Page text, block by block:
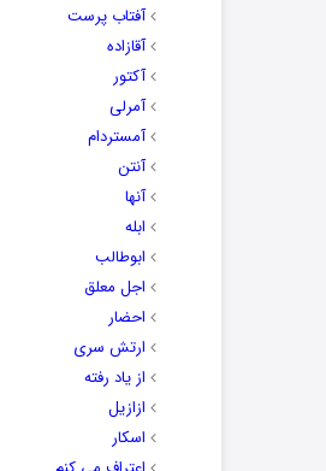
آفتاب پرست
آقازاده
آکتور
آمرلی
آمستردام
آنتن
آنها
ابله
ابوطالب
اجل معلق
احضار
ارتش سری
از یاد رفته
ازازیل
اسکار